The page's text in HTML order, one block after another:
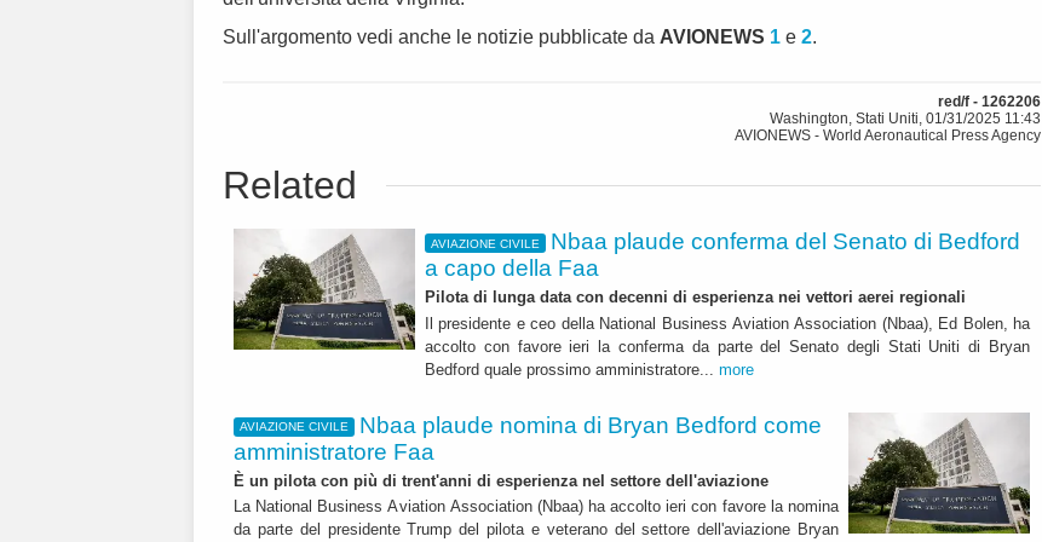
Sull'argomento vedi anche le notizie pubblicate da AVIONEWS 1 e 2.
red/f - 1262206
Washington, Stati Uniti, 01/31/2025 11:43
AVIONEWS - World Aeronautical Press Agency
Related
AVIAZIONE CIVILE
Nbaa plaude conferma del Senato di Bedford
a capo della Faa
Pilota di lunga data con decenni di esperienza nei vettori aerei regionali
Il presidente e ceo della National Business Aviation Association (Nbaa), Ed Bolen, ha
accolto con favore ieri la conferma da parte del Senato degli Stati Uniti di Bryan
Bedford quale prossimo amministratore... more
AVIAZIONE CIVILE
Nbaa plaude nomina di Bryan Bedford come
amministratore Faa
È un pilota con più di trent'anni di esperienza nel settore dell'aviazione
La National Business Aviation Association (Nbaa) ha accolto ieri con favore la nomina
da parte del presidente Trump del pilota e veterano del settore dell'aviazione Bryan